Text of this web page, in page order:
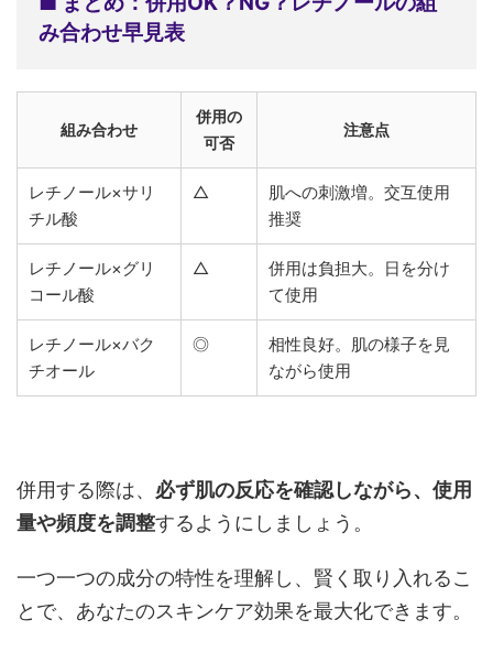
み合わせ早見表
組み合わせ
併用の
可否
注意点
レチノール×サリ
チル酸
△
肌への刺激増。交互使用
推奨
レチノール×グリ
コール酸
△
併用は負担大。日を分け
て使用
レチノール×バク
チオール
◎
相性良好。肌の様子を見
ながら使用
併用する際は、 必ず肌の反応を確認しながら、使用
量や頻度を調整するようにしましょう。
一つ一つの成分の特性を理解し、賢く取り入れるこ
とで、あなたのスキンケア効果を最大化できます。